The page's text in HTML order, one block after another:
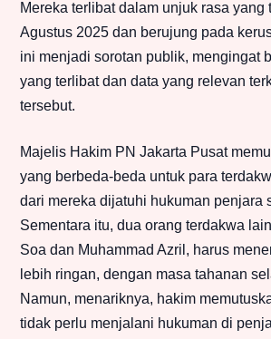
Mereka terlibat dalam unjuk rasa yang
Agustus 2025 dan berujung pada
ini menjadi sorotan publik, mengingat
yang terlibat dan data yang relevan
tersebut.
Majelis Hakim PN Jakarta Pusat
yang berbeda-beda untuk para
dari mereka dijatuhi hukuman penjara
Sementara itu, dua orang terdakwa
Soa dan Muhammad Azril, harus
lebih ringan, dengan masa tahanan
Namun, menariknya, hakim
tidak perlu menjalani hukuman di